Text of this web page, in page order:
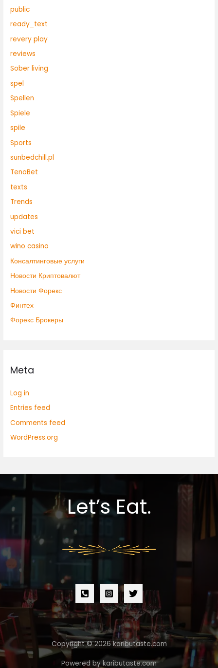
public
ready_text
revery play
reviews
Sober living
spel
Spellen
Spiele
spile
Sports
sunbedchill.pl
TenoBet
texts
Trends
updates
vici bet
wino casino
Консалтинговые услуги
Новости Криптовалют
Новости Форекс
Финтех
Форекс Брокеры
Meta
Log in
Entries feed
Comments feed
WordPress.org
Let’s Eat.
Copyright © 2026 kaributaste.com
Powered by kaributaste.com